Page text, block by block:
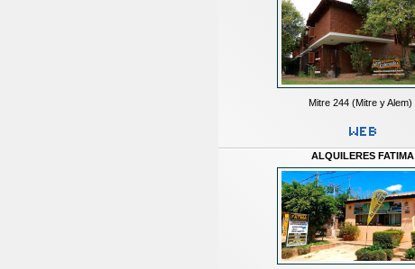
Mitre 244 (Mitre y Alem)
ALQUILERES FATIMA